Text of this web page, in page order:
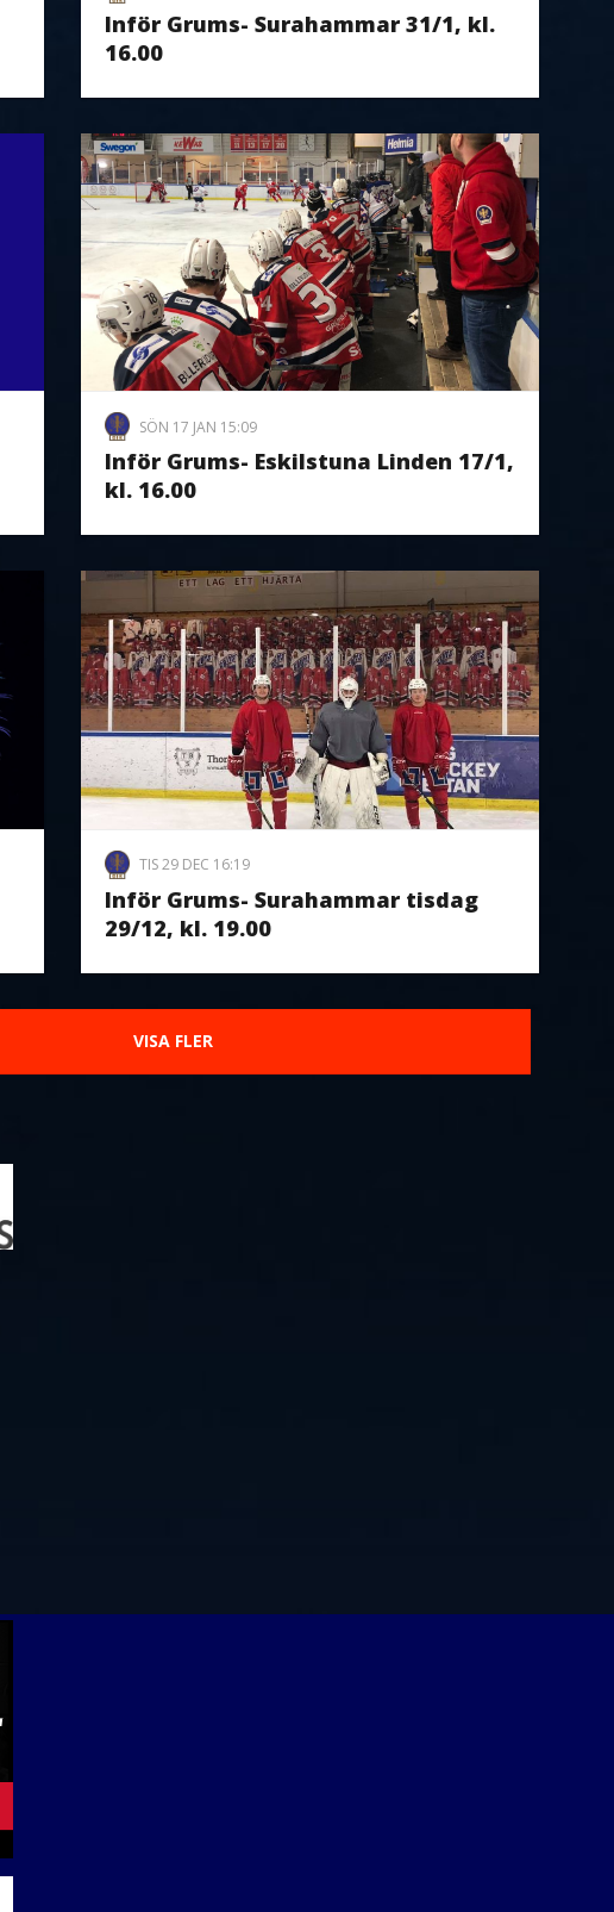
Inför Grums- Surahammar 31/1, kl.
16.00
SÖN 17 JAN 15:09
Inför Grums- Eskilstuna Linden 17/1,
kl. 16.00
TIS 29 DEC 16:19
Inför Grums- Surahammar tisdag
29/12, kl. 19.00
VISA FLER